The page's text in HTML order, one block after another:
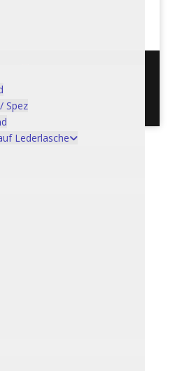
Spez
Lederlasche
Armeemuseum, 3600